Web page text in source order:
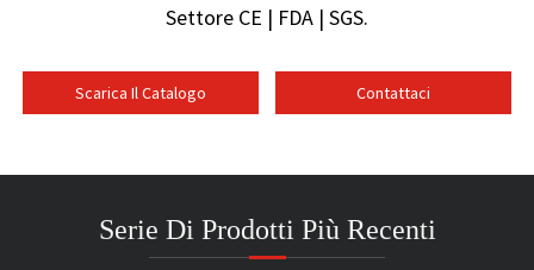
Settore CE | FDA | SGS.
Scarica Il Catalogo Contattaci
Serie Di Prodotti Più Recenti